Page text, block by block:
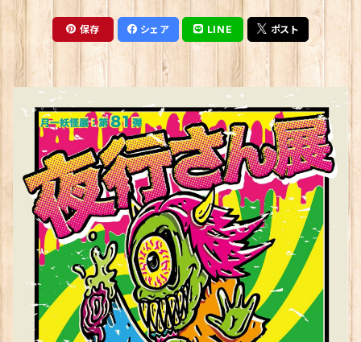
保存 シェア LINE ポスト